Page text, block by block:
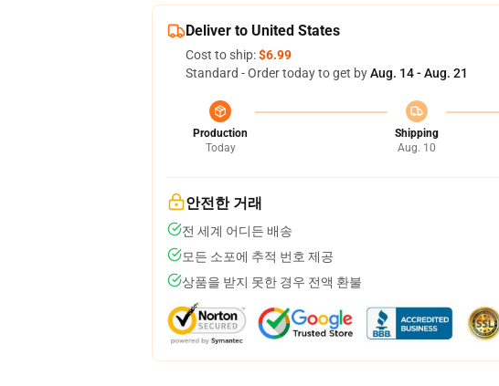
Deliver to United States
Cost to ship:$6.99
Standard - Order today to get byAug. 14 - Aug. 21
Production
Today
Shipping
Aug. 10
안전한 거래
전 세계 어디든 배송
모든 소포에 추적 번호 제공
상품을 받지 못한 경우 전액 환불